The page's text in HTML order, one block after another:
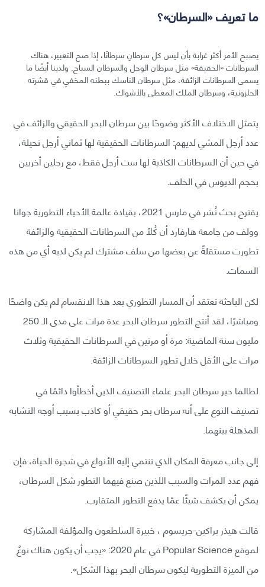
ما تعريف «السرطان»؟
يصبح الأمر أكثر غرابة بأن ليس كل سرطانٍ سرطانًا، إذا صح التعبير، هناك
السرطانات «الحقيقة» مثل سرطان الوحل والسرطان السباح. ولدينا أيضًا ما
يسمى السرطانات الزائفة، مثل سرطان الناسك ببطنه المخفي في قشرته
الحلزونية، وسرطان الملك المغطى بالأشواك.
يتمثل الاختلاف الأكثر وضوحًا بين سرطان البحر الحقيقي والزائف في
عدد أرجل المشي لديهم: السرطانات الحقيقية لها ثماني أرجل نحيلة،
في حين أن السرطانات الكاذبة لها ست أرجل فقط، مع رجلين أخريين
بحجم الدبوس في الخلف.
يقترح بحث نُشر في مارس 2021، بقيادة عالمة الأحياء التطورية جوانا
وولف من جامعة هارفارد أن كُلًا من السرطانات الحقيقية والزائفة
تطورت مستقلةً عن بعضها من سلف مشترك لم يكن لديه أي من هذه
السمات.
لكن الباحثة تعتقد أن المسار التطوري بعد هذا الانقسام لم يكن واضحًا
ومباشرًا، لقد أنتج التطور سرطان البحر عدة مرات على مدى الـ 250
مليون سنة الماضية: مرة أو مرتين في السرطانات الحقيقية وثلاث
مرات على الأقل خلال تطور السرطانات الزائفة.
لطالما حير سرطان البحر علماء التصنيف الذين أخطأوا دائمًا في
تصنيف النوع على أنه سرطان بحر حقيقي أو كاذب بسبب أوجه التشابه
المذهلة بينهما.
إلى جانب معرفة المكان الذي تنتمي إليه الأنواع في شجرة الحياة، فإن
فهم عدد المرات والسبب اللذين صنع فيهما التطور شكل السرطان،
يمكن أن يكشف شيئًا عمّا يدفع التطور المتقارب.
قالت هيذر براكين-جريسوم ، خبيرة السلطعون والمؤلفة المشاركة
لموقع Popular Science في عام 2020: «يجب أن يكون هناك نوعٌ
من الميزة التطورية ليكون سرطان البحر بهذا الشكل».